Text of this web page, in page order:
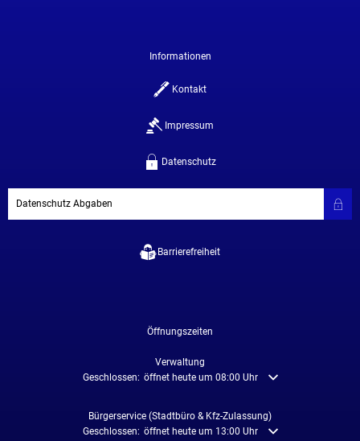
Informationen
Kontakt
Impressum
Datenschutz
Datenschutz Abgaben
Barrierefreiheit
Öffnungszeiten
Verwaltung
Klicken, um weitere Öffnungs- oder Schließzeiten auszublenden
Geschlossen: öffnet heute um 08:00 Uhr
Bürgerservice (Stadtbüro & Kfz-Zulassung)
Klicken, um weitere Öffnungs- oder Schließzeiten auszublenden
Geschlossen: öffnet heute um 13:00 Uhr